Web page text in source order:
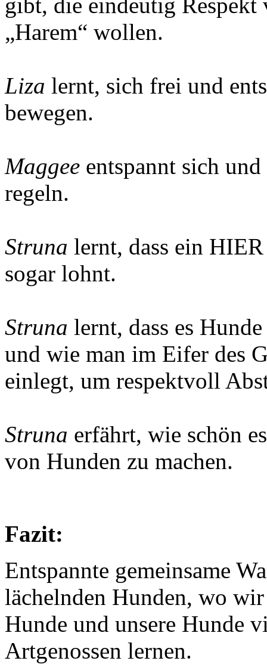
„Harem“ wollen.
Liza lernt, sich frei und
bewegen.
Maggee entspannt sich
regeln.
Struna lernt, dass ein
sogar lohnt.
Struna lernt, dass es
und wie man im Eifer des
einlegt, um respektvoll
Struna erfährt, wie schön
von Hunden zu machen.
Fazit:
Entspannte gemeinsame
lächelnden Hunden, wo
Hunde und unsere Hunde
Artgenossen lernen.